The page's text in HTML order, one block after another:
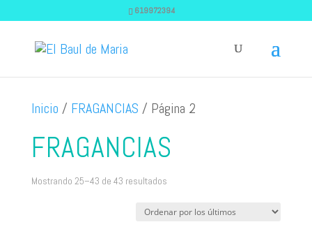
619972394
Inicio / FRAGANCIAS / Página 2
FRAGANCIAS
Mostrando 25–43 de 43 resultadosOrdenado